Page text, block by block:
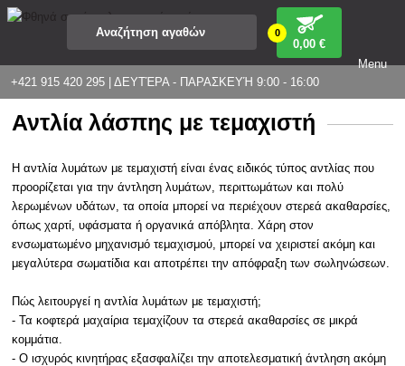
+421 915 420 295 | ΔΕΥΤΈΡΑ - ΠΑΡΑΣΚΕΥΉ 9:00 - 16:00
0
0,00 €
Menu
Αντλία λάσπης με τεμαχιστή
Η αντλία λυμάτων με τεμαχιστή είναι ένας ειδικός τύπος αντλίας που
προορίζεται για την άντληση λυμάτων, περιττωμάτων και πολύ
λερωμένων υδάτων, τα οποία μπορεί να περιέχουν στερεά ακαθαρσίες,
όπως χαρτί, υφάσματα ή οργανικά απόβλητα. Χάρη στον
ενσωματωμένο μηχανισμό τεμαχισμού, μπορεί να χειριστεί ακόμη και
μεγαλύτερα σωματίδια και αποτρέπει την απόφραξη των σωληνώσεων.
Πώς λειτουργεί η αντλία λυμάτων με τεμαχιστή;
- Τα κοφτερά μαχαίρια τεμαχίζουν τα στερεά ακαθαρσίες σε μικρά
κομμάτια.
- Ο ισχυρός κινητήρας εξασφαλίζει την αποτελεσματική άντληση ακόμη